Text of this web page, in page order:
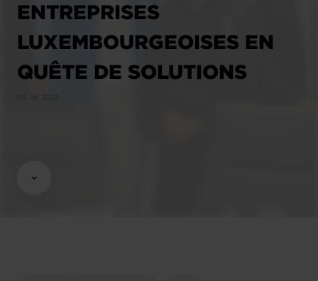
ENTREPRISES
LUXEMBOURGEOISES EN
QUÊTE DE SOLUTIONS